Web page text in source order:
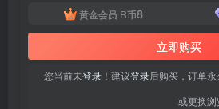
黄金会员 R币8
立即购买
您当前未登录 ！建议登录后购买，订单
或更换浏